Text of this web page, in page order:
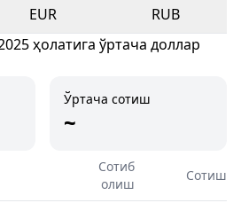
EUR
RUB
ҳолатига ўртача доллар
Ўртача сотиш
~
Сотиб
олиш
Сотиш